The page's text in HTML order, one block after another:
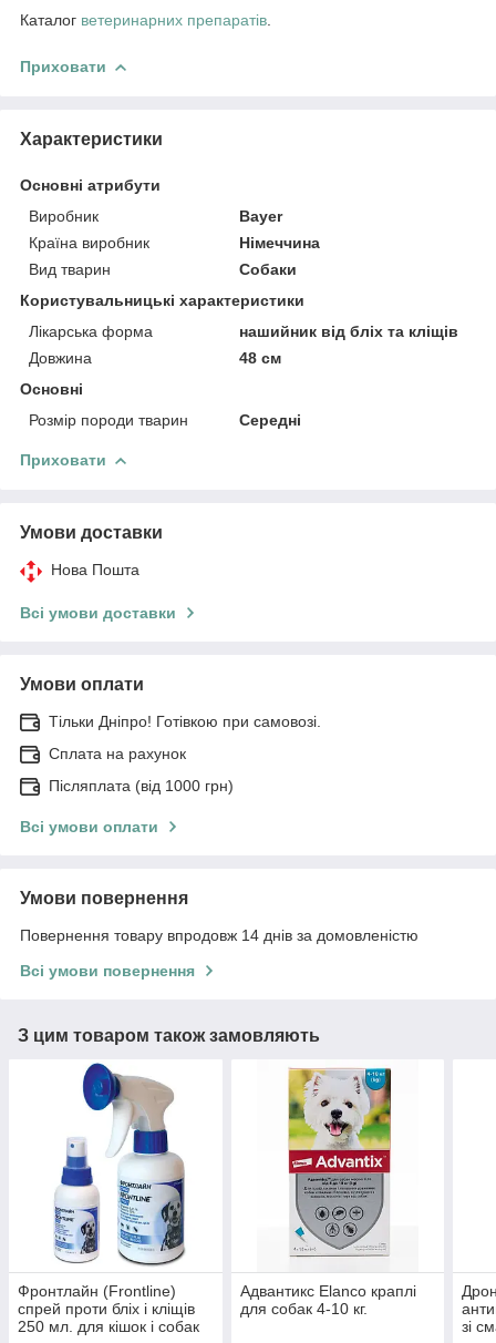
Каталог ветеринарних препаратів
Приховати
Характеристики
Основні атрибути
Виробник
Bayer
Країна виробник
Німеччина
Вид тварин
Собаки
Користувальницькі характеристики
Лікарська форма
нашийник від бліх та кліщів
Довжина
48 см
Основні
Розмір породи тварин
Середні
Приховати
Умови доставки
Нова Пошта
Всі умови доставки
Умови оплати
Тільки Дніпро! Готівкою при самовозі.
Сплата на рахунок
Післяплата (від 1000 грн)
Всі умови оплати
Умови повернення
Повернення товару впродовж 14 днів за домовленістю
Всі умови повернення
З цим товаром також замовляють
Фронтлайн (Frontline)
спрей проти бліх і кліщів
250 мл. для кішок і собак
Адвантикс Elanco краплі
для собак 4-10 кг.
зі